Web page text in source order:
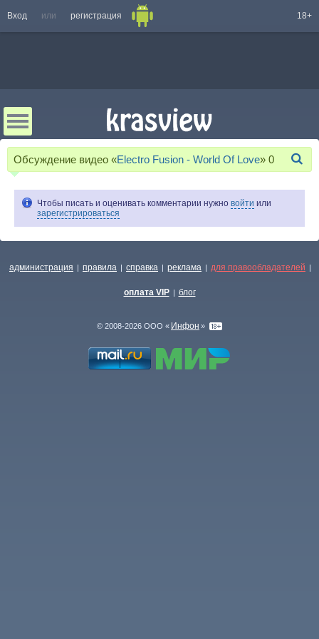
Вход или регистрация 18+
Обсуждение видео «Electro Fusion - World Of Love» 0
Чтобы писать и оценивать комментарии нужно войти или
зарегистрироваться
администрация | правила | справка | реклама | для правообладателей |
оплата VIP | блог
© 2008-2026 ООО « Инфон »